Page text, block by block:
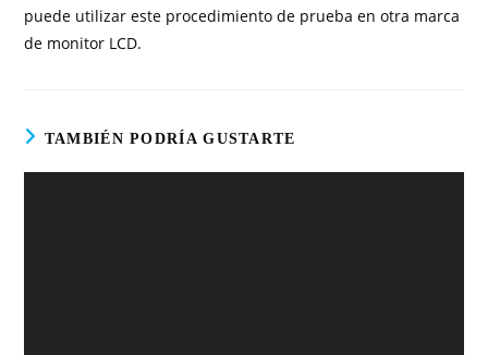
puede utilizar este procedimiento de prueba en otra marca
de monitor LCD.
TAMBIÉN PODRÍA GUSTARTE